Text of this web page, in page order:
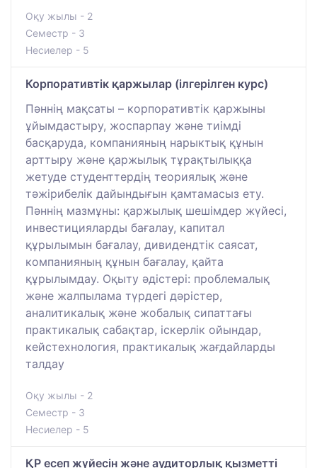
Оқу жылы - 2
Семестр - 3
Несиелер - 5
Корпоративтік қаржылар (ілгерілген курс)
Пәннің мақсаты – корпоративтік қаржыны
ұйымдастыру, жоспарпау және тиімді
басқаруда, компанияның нарыктық құнын
арттыру және қаржылық тұрақтылыққа
жетуде студенттердің теориялық және
тәжірибелік дайындығын қамтамасыз ету.
Пәннің мазмұны: қаржылық шешімдер жүйесі,
инвестицияларды бағалау, капитал
құрылымын бағалау, дивидендтік саясат,
компанияның құнын бағалау, қайта
құрылымдау. Оқыту әдістері: проблемалық
және жалпылама түрдегі дәрістер,
аналитикалық және жобалық сипаттағы
практикалық сабақтар, іскерлік ойындар,
кейстехнология, практикалық жағдайларды
талдау
Оқу жылы - 2
Семестр - 3
Несиелер - 5
ҚР есеп жүйесін және аудиторлық қызметті